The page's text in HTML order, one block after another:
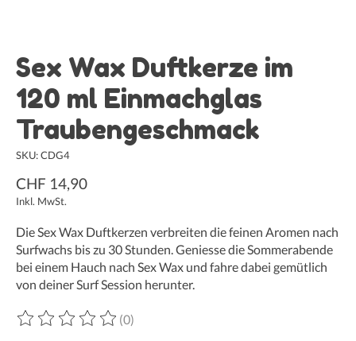
Sex Wax Duftkerze im
120 ml Einmachglas
Traubengeschmack
SKU: CDG4
CHF 14,90
Inkl. MwSt.
Die Sex Wax Duftkerzen verbreiten die feinen Aromen nach
Surfwachs bis zu 30 Stunden. Geniesse die Sommerabende
bei einem Hauch nach Sex Wax und fahre dabei gemütlich
von deiner Surf Session herunter.
Die Bewertung dieses Produkts ist
(0)